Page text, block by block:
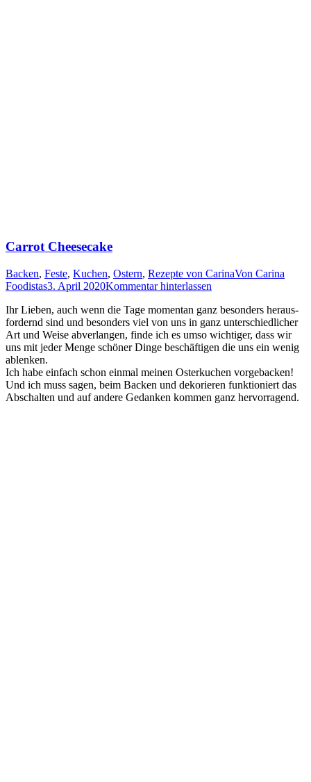
Carrot Cheesecake
Backen, Feste, Kuchen, Ostern, Rezepte von CarinaVon Carina
Foodistas3. April 2020Kommentar hinterlassen
Ihr Lie­ben, auch wenn die Tage momen­tan ganz beson­ders her­aus­
for­dernd sind und beson­ders viel von uns in ganz unter­schied­li­cher
Art und Wei­se abver­lan­gen, fin­de ich es umso wich­ti­ger, dass wir
uns mit jeder Men­ge schö­ner Din­ge beschäf­ti­gen die uns ein wenig
ablenken.
Ich habe ein­fach schon ein­mal mei­nen Oster­ku­chen vor­ge­ba­cken!
Und ich muss sagen, beim Backen und deko­rie­ren funk­tio­niert das
Abschal­ten und auf ande­re Gedan­ken kom­men ganz hervorragend.